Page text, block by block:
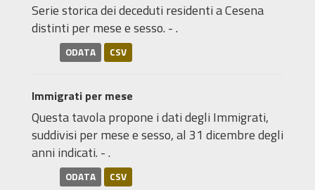
Serie storica dei deceduti residenti a Cesena
distinti per mese e sesso. - .
ODATA CSV
Immigrati per mese
Questa tavola propone i dati degli Immigrati,
suddivisi per mese e sesso, al 31 dicembre degli
anni indicati. - .
ODATA CSV